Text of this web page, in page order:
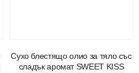
Сухо блестящо олио за тяло със
сладък аромат SWEET KISS